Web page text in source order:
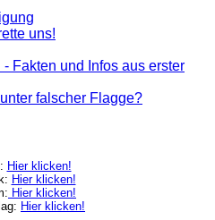
uns!
Fakten und Infos aus erster
falscher Flagge?
Hier klicken!
Hier klicken!
Hier klicken!
Hier klicken!